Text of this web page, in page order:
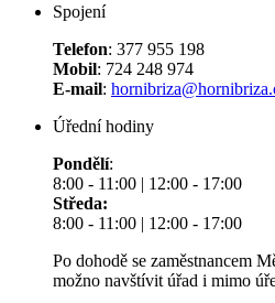
Spojení
Telefon: 377 955 198
Mobil: 724 248 974
E-mail:
Úřední hodiny
Pondělí:
8:00 - 11:00 | 12:00 - 17:00
Středa:
8:00 - 11:00 | 12:00 - 17:00
Po dohodě se zaměstnancem
možno navštívit úřad i mimo